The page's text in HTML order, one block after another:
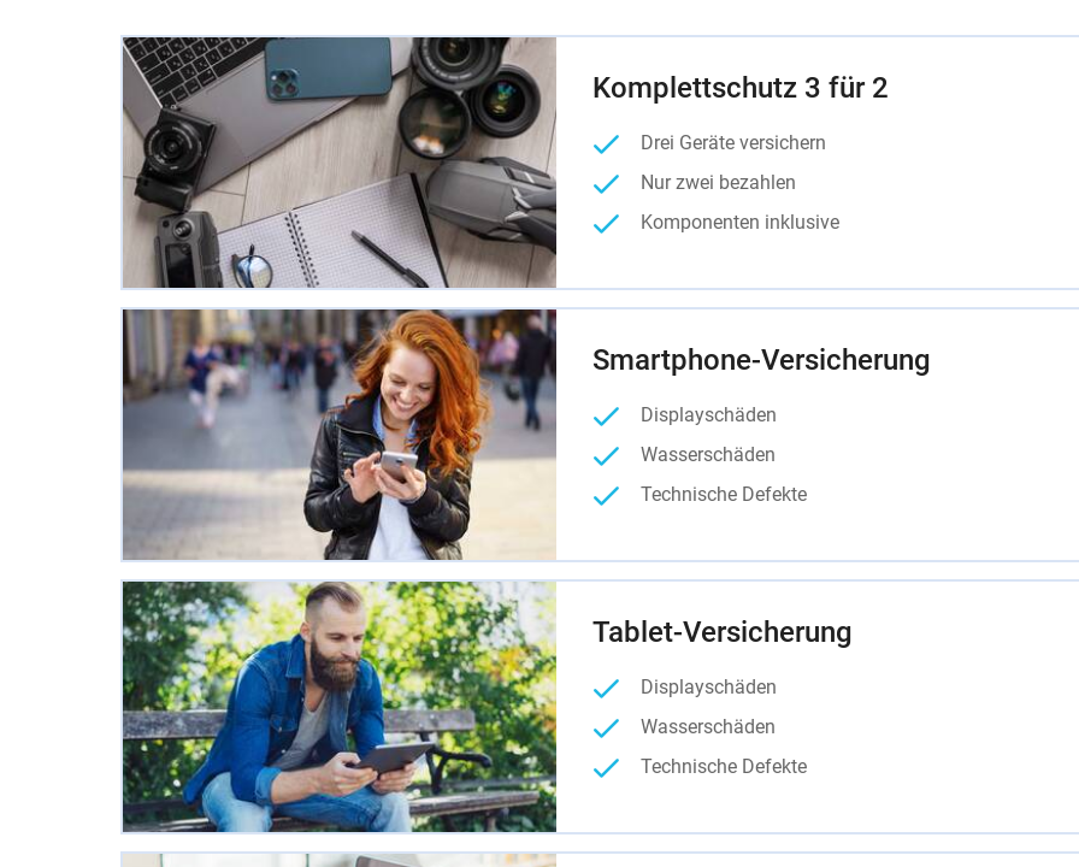
Komplettschutz 3 für 2
Drei Geräte versichern
Nur zwei bezahlen
Komponenten inklusive
Smartphone-Versicherung
Displayschäden
Wasserschäden
Technische Defekte
Tablet-Versicherung
Displayschäden
Wasserschäden
Technische Defekte